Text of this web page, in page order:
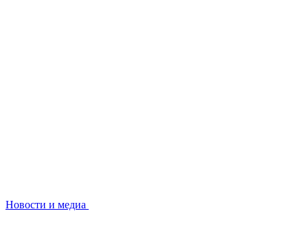
Новости и медиа